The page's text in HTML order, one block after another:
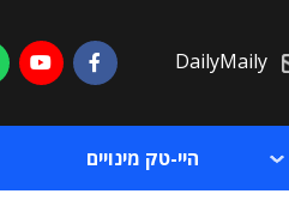
DailyMaily
היי-טק מינויים